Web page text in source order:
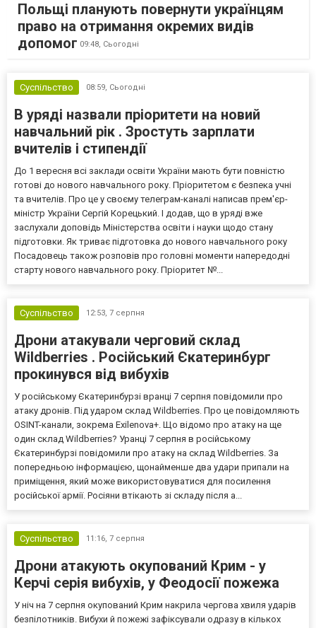
Польщі планують повернути українцям
право на отримання окремих видів
допомог 09:48, Сьогодні
Суспільство 08:59, Сьогодні
В уряді назвали пріоритети на новий
навчальний рік . Зростуть зарплати
вчителів і стипендії
До 1 вересня всі заклади освіти України мають бути повністю
готові до нового навчального року. Пріоритетом є безпека учні
та вчителів. Про це у своєму телеграм-каналі написав прем'єр-
міністр України Сергій Корецький. І додав, що в уряді вже
заслухали доповідь Міністерства освіти і науки щодо стану
підготовки. Як триває підготовка до нового навчального року
Посадовець також розповів про головні моменти напередодні
старту нового навчального року. Пріоритет №...
Суспільство 12:53, 7 серпня
Дрони атакували черговий склад
Wildberries . Російський Єкатеринбург
прокинувся від вибухів
У російському Єкатеринбурзі вранці 7 серпня повідомили про
атаку дронів. Під ударом склад Wildberries. Про це повідомляють
OSINT-канали, зокрема Exilenova+. Що відомо про атаку на ще
один склад Wildberries? Уранці 7 серпня в російському
Єкатеринбурзі повідомили про атаку на склад Wildberries. За
попередньою інформацією, щонайменше два удари припали на
приміщення, який може використовуватися для посилення
російської армії. Росіяни втікають зі складу після а...
Суспільство 11:16, 7 серпня
Дрони атакують окупований Крим - у
Керчі серія вибухів, у Феодосії пожежа
У ніч на 7 серпня окупований Крим накрила чергова хвиля ударів
безпілотників. Вибухи й пожежі зафіксували одразу в кількох